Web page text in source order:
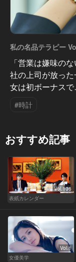
私の名品テラピー
「営業は嫌味の
社の上司が放っ
女は初ボーナス
#時計
おすすめ記事
Vol.106
表紙カレンダー
Vol.1
女優美学